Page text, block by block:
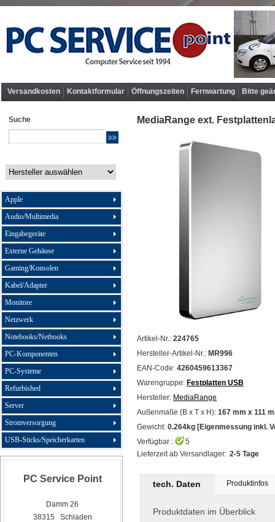
Versandkosten Kontaktformular Öffnungszeiten Fernwartung Bitte
Suche
Apple
Audio/Multimedia
Eingabegeräte
Externe Gehäuse
Gaming/Konsolen
Kabel/Adapter
Monitore
Netzwerk
Notebooks/Netbooks
PC-Komponenten
PC-Systeme
Refurbished
Server
Stromversorgung
USB-Sticks/Speicherkarten
PC Service Point
Damm 26
38315 Schladen
MediaRange ext.
Artikel-Nr.: 224765
Hersteller-Artikel-Nr.: MR996
EAN-Code: 4260459613367
Warengruppe: Festplatten USB
Hersteller: MediaRange
Außenmaße (B x T x H): 167 mm x 111
Gewicht: 0.264kg [Eigenmessung inkl.
Verfügbar :
5
Lieferzeit ab Versandlager: 2-5 Tage
tech. Daten Produktinfos
Produktdaten im Überblick